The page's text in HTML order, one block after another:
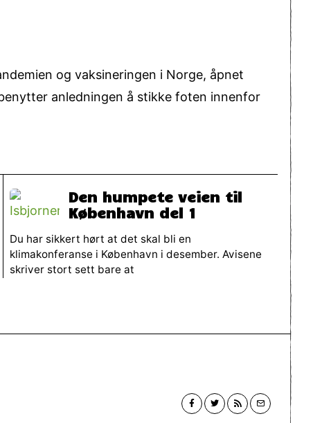
og vaksineringen i Norge, åpnet
anledningen å stikke foten innenfor
Den humpete veien til
København del 1
Du har sikkert hørt at det skal bli en
klimakonferanse i København i desember. Avisene
skriver stort sett bare at